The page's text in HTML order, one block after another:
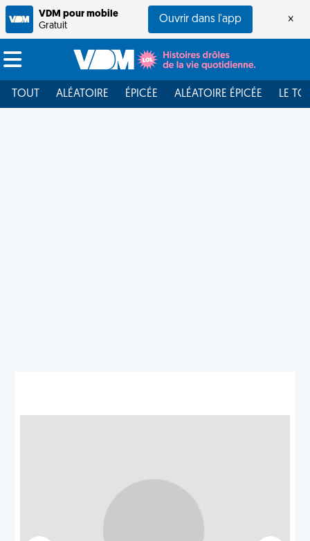
VDM pour mobile
Gratuit
Ouvrir dans l'app ×
TOUT ALÉATOIRE ÉPICÉE ALÉATOIRE ÉPICÉE LE